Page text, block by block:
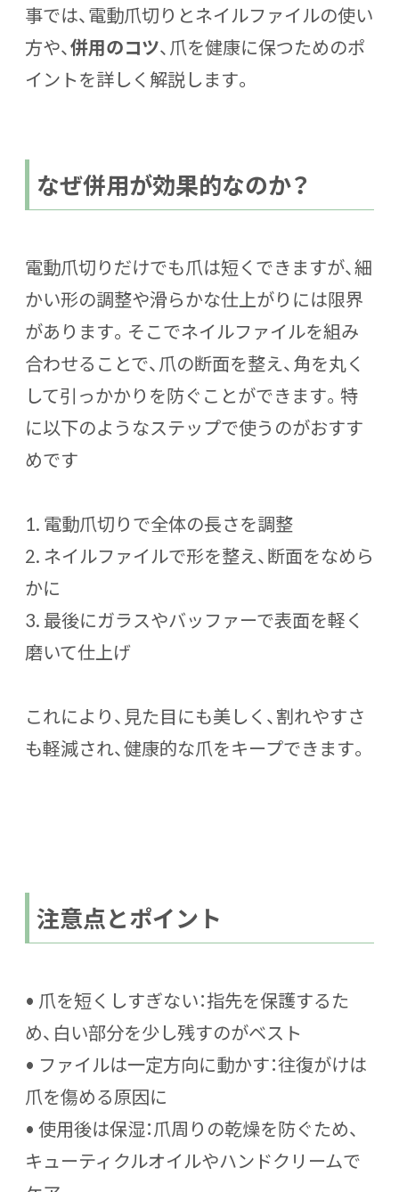
事では、電動爪切りとネイルファイルの使い
方や、併用のコツ、爪を健康に保つためのポ
イントを詳しく解説します。
なぜ併用が効果的なのか？
電動爪切りだけでも爪は短くできますが、細
かい形の調整や滑らかな仕上がりには限界
があります。そこでネイルファイルを組み
合わせることで、 爪の断面を整え、角を丸く
して引っかかりを防ぐ ことができます。特
に以下のようなステップで使うのがおすす
めです
1. 電動爪切りで全体の長さを調整
2. ネイルファイルで形を整え、断面をなめら
かに
3. 最後にガラスやバッファーで表面を軽く
磨いて仕上げ
これにより、見た目にも美しく、割れやすさ
も軽減され、健康的な爪をキープできます。
注意点とポイント
• 爪を短くしすぎない：指先を保護するた
め、白い部分を少し残すのがベスト
• ファイルは一定方向に動かす：往復がけは
爪を傷める原因に
• 使用後は保湿：爪周りの乾燥を防ぐため、
キューティクルオイルやハンドクリームで